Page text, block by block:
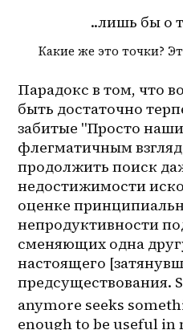
..лишь бы о
Какие же это точки?
Парадокс в том, что
быть достаточно
забитые "Просто
флегматичным
продолжить поиск
недостижимости
оценке
непродуктивности
сменяющих одна
настоящего
предсуществования.
anymore seeks
enough to be useful in